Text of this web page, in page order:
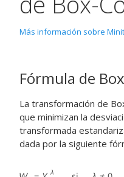
Más información sobre
Fórmula de
La transformación de
que minimizan la
transformada
dada por la siguiente